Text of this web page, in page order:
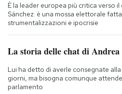
È la leader europea più critica verso
Sánchez: è una mossa elettorale
strumentalizzazioni e ipocrisie
La storia delle chat di
Lui ha detto di averle consegnate
giorni, ma bisogna comunque
parlamento